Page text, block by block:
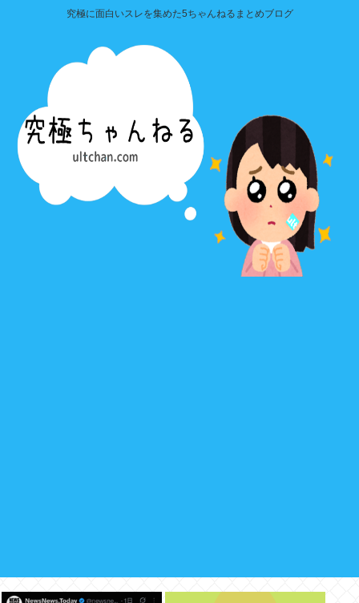
究極に面白いスレを集めた5ちゃんねるまとめブログ